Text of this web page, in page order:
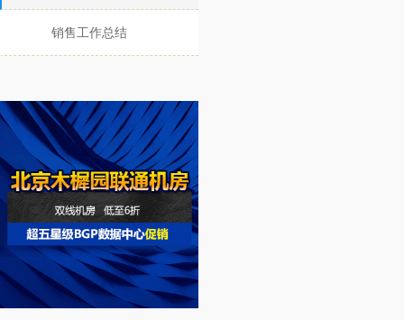
销售工作总结